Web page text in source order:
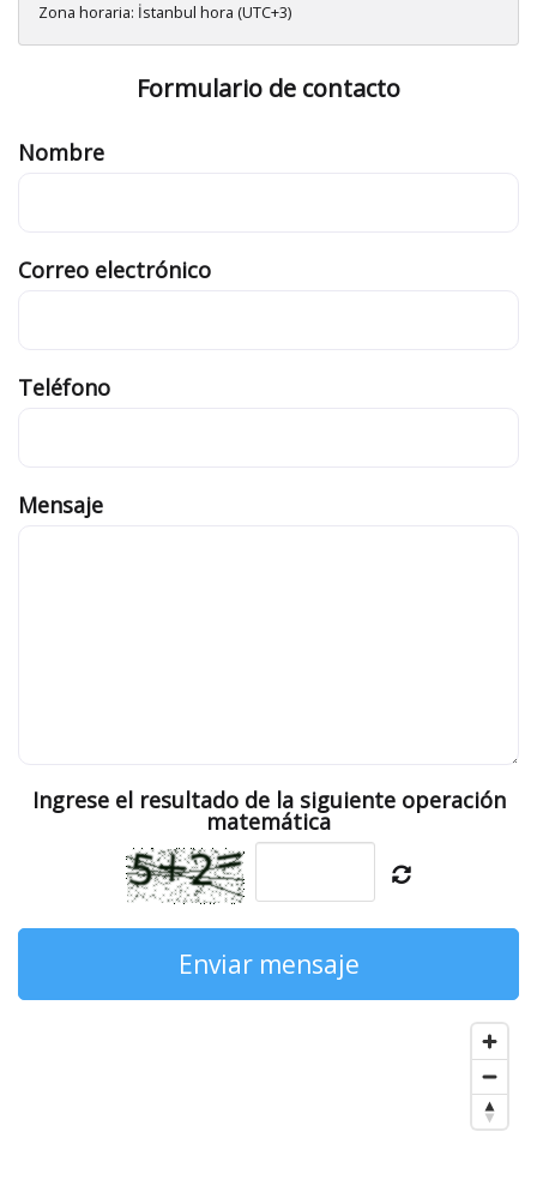
Zona horaria: İstanbul hora (UTC+3)
Formulario de contacto
Nombre
Correo electrónico
Teléfono
Mensaje
Ingrese el resultado de la siguiente operación
matemática
Enviar mensaje